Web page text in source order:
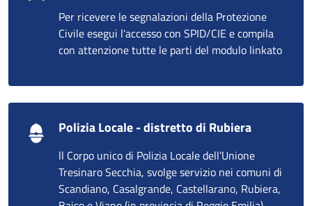
Per ricevere le segnalazioni della Protezione
Civile esegui l'accesso con SPID/CIE e compila
con attenzione tutte le parti del modulo linkato
Polizia Locale - distretto di Rubiera
ll Corpo unico di Polizia Locale dell’Unione
Tresinaro Secchia, svolge servizio nei comuni di
Scandiano, Casalgrande, Castellarano, Rubiera,